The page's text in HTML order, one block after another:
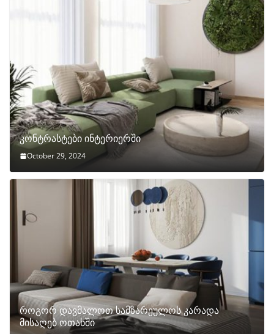
კონტრასტები ინტერიერში
October 29, 2024
როგორ დავმალოთ სამზარეულოს კარადა
მისაღებ ოთახში